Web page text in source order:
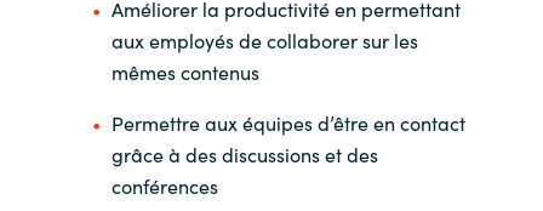
Poland
Qatar
Améliorer la productivité en permettant
aux employés de collaborer sur les
mêmes contenus
Permettre aux équipes d’être en contact
grâce à des discussions et des
conférences